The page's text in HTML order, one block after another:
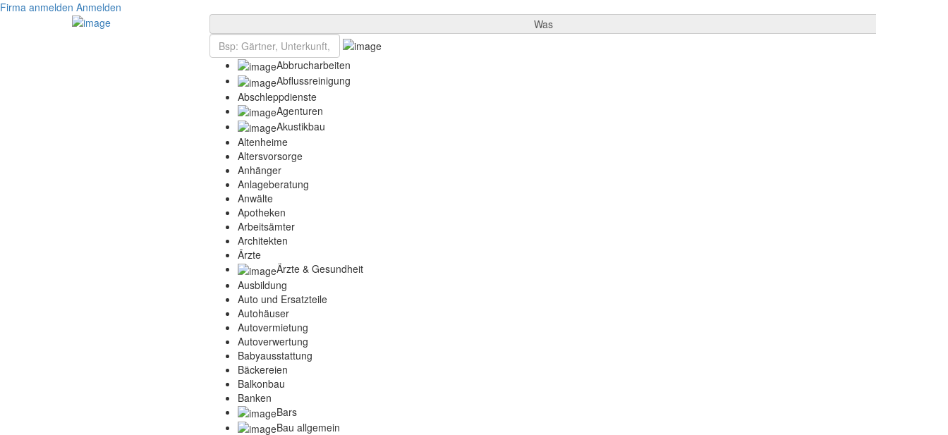
Firma anmelden Anmelden
Was
Abbrucharbeiten
Abflussreinigung
Abschleppdienste
Agenturen
Akustikbau
Altenheime
Altersvorsorge
Anhänger
Anlageberatung
Anwälte
Apotheken
Arbeitsämter
Architekten
Ärzte
Ärzte & Gesundheit
Ausbildung
Auto und Ersatzteile
Autohäuser
Autovermietung
Autoverwertung
Babyausstattung
Bäckereien
Balkonbau
Banken
Bars
Bau allgemein